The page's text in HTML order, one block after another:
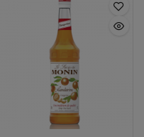
alcoolice si nonalcoolice,
punchuri, smoothieuri,
soda, ice tea, fara a uita